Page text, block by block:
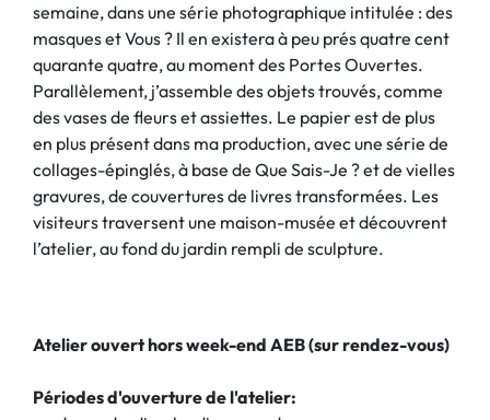
semaine, dans une série photographique intitulée : des
masques et Vous ? Il en existera à peu prés quatre cent
quarante quatre, au moment des Portes Ouvertes.
Parallèlement, j’assemble des objets trouvés, comme
des vases de fleurs et assiettes. Le papier est de plus
en plus présent dans ma production, avec une série de
collages-épinglés, à base de Que Sais-Je ? et de vielles
gravures, de couvertures de livres transformées. Les
visiteurs traversent une maison-musée et découvrent
l’atelier, au fond du jardin rempli de sculpture.
Atelier ouvert hors week-end AEB (sur rendez-vous)
Périodes d'ouverture de l'atelier: